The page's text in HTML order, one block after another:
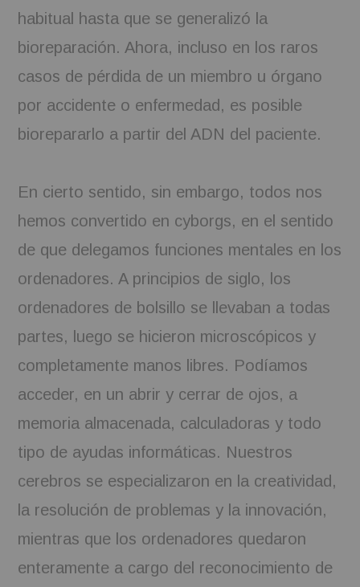
habitual hasta que se generalizó la
bioreparación. Ahora, incluso en los raros
casos de pérdida de un miembro u órgano
por accidente o enfermedad, es posible
biorepararlo a partir del ADN del paciente.
En cierto sentido, sin embargo, todos nos
hemos convertido en cyborgs, en el sentido
de que delegamos funciones mentales en los
ordenadores. A principios de siglo, los
ordenadores de bolsillo se llevaban a todas
partes, luego se hicieron microscópicos y
completamente manos libres. Podíamos
acceder, en un abrir y cerrar de ojos, a
memoria almacenada, calculadoras y todo
tipo de ayudas informáticas. Nuestros
cerebros se especializaron en la creatividad,
la resolución de problemas y la innovación,
mientras que los ordenadores quedaron
enteramente a cargo del reconocimiento de